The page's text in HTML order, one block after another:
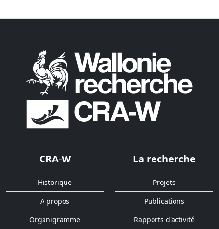
CRA-W
Historique
A propos
Organigramme
La recherche
Projets
Publications
Rapports d'activité